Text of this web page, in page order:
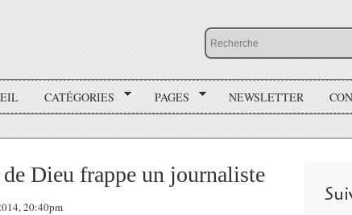
CATÉGORIES PAGES NEWSLETTER
Dieu frappe un journaliste
20:40pm